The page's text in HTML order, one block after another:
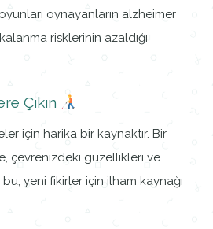
oynayanların alzheimer
risklerinin azaldığı
Çıkın
için harika bir kaynaktır. Bir
çevrenizdeki güzellikleri ve
bu, yeni fikirler için ilham kaynağı